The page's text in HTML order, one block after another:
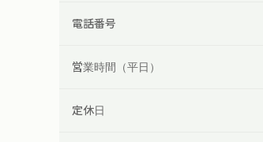
電話番号
営業時間（平日）
定休日